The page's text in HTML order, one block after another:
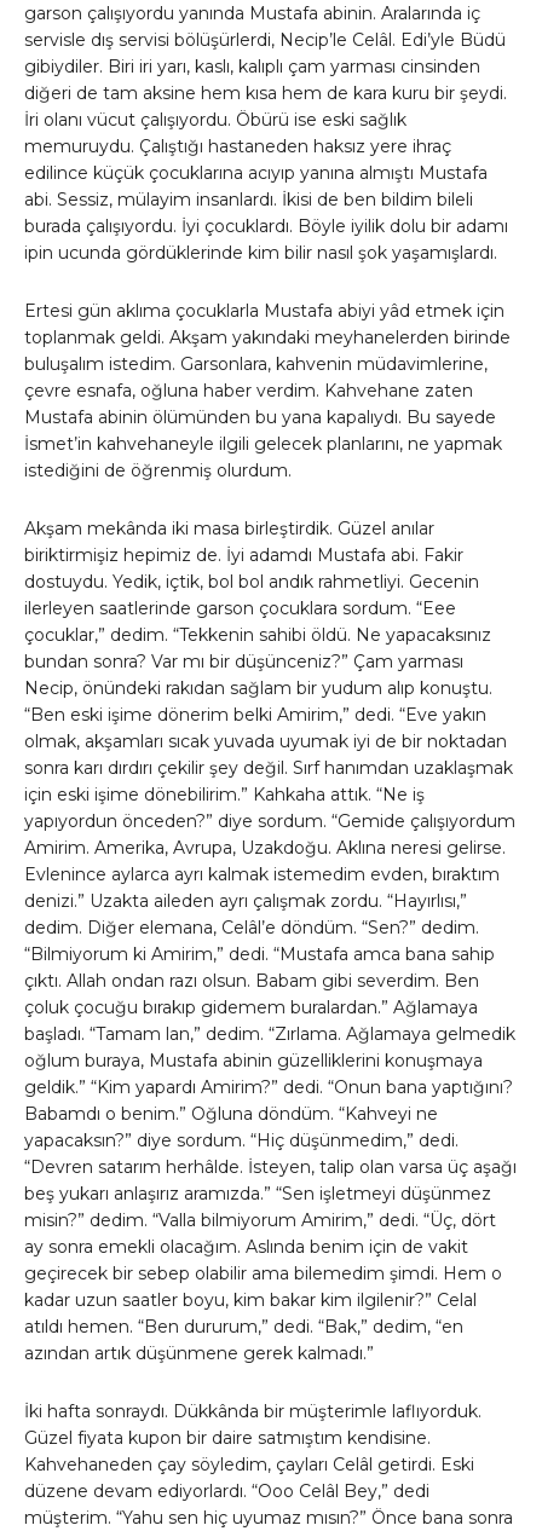
garson çalışıyordu yanında Mustafa abinin. Aralarında iç
servisle dış servisi bölüşürlerdi, Necip’le Celâl. Edi’yle Büdü
gibiydiler. Biri iri yarı, kaslı, kalıplı çam yarması cinsinden
diğeri de tam aksine hem kısa hem de kara kuru bir şeydi.
İri olanı vücut çalışıyordu. Öbürü ise eski sağlık
memuruydu. Çalıştığı hastaneden haksız yere ihraç
edilince küçük çocuklarına acıyıp yanına almıştı Mustafa
abi. Sessiz, mülayim insanlardı. İkisi de ben bildim bileli
burada çalışıyordu. İyi çocuklardı. Böyle iyilik dolu bir adamı
ipin ucunda gördüklerinde kim bilir nasıl şok yaşamışlardı.
Ertesi gün aklıma çocuklarla Mustafa abiyi yâd etmek için
toplanmak geldi. Akşam yakındaki meyhanelerden birinde
buluşalım istedim. Garsonlara, kahvenin müdavimlerine,
çevre esnafa, oğluna haber verdim. Kahvehane zaten
Mustafa abinin ölümünden bu yana kapalıydı. Bu sayede
İsmet’in kahvehaneyle ilgili gelecek planlarını, ne yapmak
istediğini de öğrenmiş olurdum.
Akşam mekânda iki masa birleştirdik. Güzel anılar
biriktirmişiz hepimiz de. İyi adamdı Mustafa abi. Fakir
dostuydu. Yedik, içtik, bol bol andık rahmetliyi. Gecenin
ilerleyen saatlerinde garson çocuklara sordum. “Eee
çocuklar,” dedim. “Tekkenin sahibi öldü. Ne yapacaksınız
bundan sonra? Var mı bir düşünceniz?” Çam yarması
Necip, önündeki rakıdan sağlam bir yudum alıp konuştu.
“Ben eski işime dönerim belki Amirim,” dedi. “Eve yakın
olmak, akşamları sıcak yuvada uyumak iyi de bir noktadan
sonra karı dırdırı çekilir şey değil. Sırf hanımdan uzaklaşmak
için eski işime dönebilirim.” Kahkaha attık. “Ne iş
yapıyordun önceden?” diye sordum. “Gemide çalışıyordum
Amirim. Amerika, Avrupa, Uzakdoğu. Aklına neresi gelirse.
Evlenince aylarca ayrı kalmak istemedim evden, bıraktım
denizi.” Uzakta aileden ayrı çalışmak zordu. “Hayırlısı,”
dedim. Diğer elemana, Celâl’e döndüm. “Sen?” dedim.
“Bilmiyorum ki Amirim,” dedi. “Mustafa amca bana sahip
çıktı. Allah ondan razı olsun. Babam gibi severdim. Ben
çoluk çocuğu bırakıp gidemem buralardan.” Ağlamaya
başladı. “Tamam lan,” dedim. “Zırlama. Ağlamaya gelmedik
oğlum buraya, Mustafa abinin güzelliklerini konuşmaya
geldik.” “Kim yapardı Amirim?” dedi. “Onun bana yaptığını?
Babamdı o benim.” Oğluna döndüm. “Kahveyi ne
yapacaksın?” diye sordum. “Hiç düşünmedim,” dedi.
“Devren satarım herhâlde. İsteyen, talip olan varsa üç aşağı
beş yukarı anlaşırız aramızda.” “Sen işletmeyi düşünmez
misin?” dedim. “Valla bilmiyorum Amirim,” dedi. “Üç, dört
ay sonra emekli olacağım. Aslında benim için de vakit
geçirecek bir sebep olabilir ama bilemedim şimdi. Hem o
kadar uzun saatler boyu, kim bakar kim ilgilenir?” Celal
atıldı hemen. “Ben dururum,” dedi. “Bak,” dedim, “en
azından artık düşünmene gerek kalmadı.”
İki hafta sonraydı. Dükkânda bir müşterimle laflıyorduk.
Güzel fiyata kupon bir daire satmıştım kendisine.
Kahvehaneden çay söyledim, çayları Celâl getirdi. Eski
düzene devam ediyorlardı. “Ooo Celâl Bey,” dedi
müşterim. “Yahu sen hiç uyumaz mısın?” Önce bana sonra